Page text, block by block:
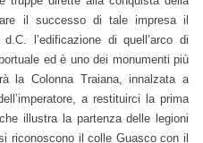
il successo di tale impresa il
l’edificazione di quell’arco di
ed è uno dei monumenti più
la Colonna Traiana, innalzata a
a restituirci la prima
illustra la partenza delle legioni
riconoscono il colle Guasco con il